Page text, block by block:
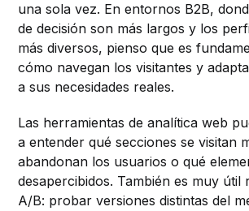
una sola vez. En entornos B2B,
de decisión son más largos y los
más diversos, pienso que es
cómo navegan los visitantes y
a sus necesidades reales.
Las herramientas de analítica web
a entender qué secciones se visitan
abandonan los usuarios o qué
desapercibidos. También es muy útil
A/B: probar versiones distintas del